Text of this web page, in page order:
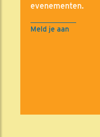
evenementen.
Meld je aan